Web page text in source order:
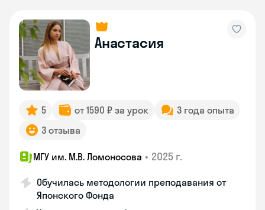
Анастасия
5 от 1590 ₽ за урок
3 года опыта
3 отзыва
МГУ им. М.В. Ломоносова • 2025 г.
Обучилась методологии преподавания от
Японского Фонда